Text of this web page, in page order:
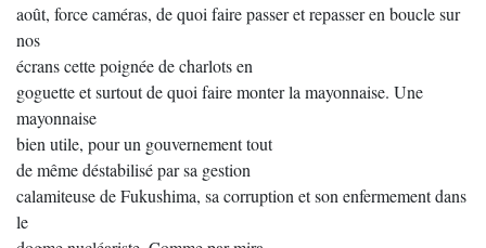
août, force caméras, de quoi faire passer et repasser en boucle sur
nos
écrans cette poignée de charlots en
goguette et surtout de quoi faire monter la mayonnaise. Une
mayonnaise
bien utile, pour un gouvernement tout
de même déstabilisé par sa gestion
calamiteuse de Fukushima, sa corruption et son enfermement dans
le